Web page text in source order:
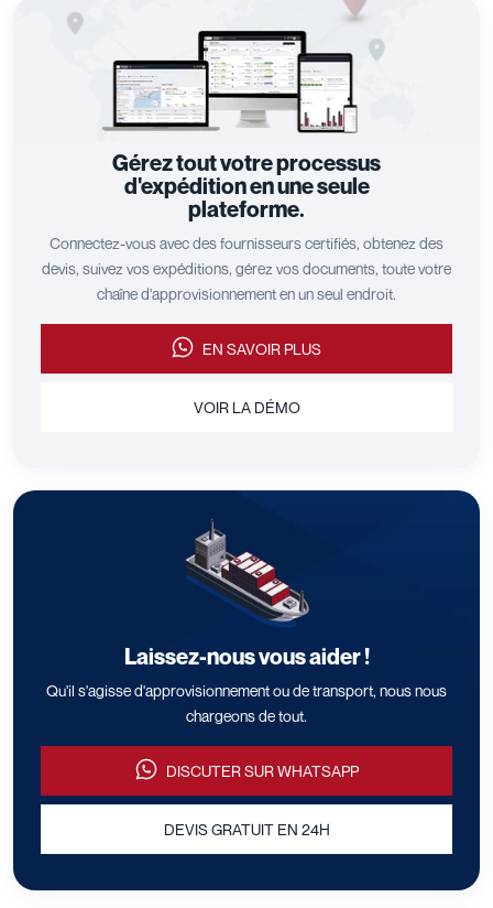
Gérez tout votre processus
d'expédition en une seule
plateforme.
Connectez-vous avec des fournisseurs certifiés, obtenez des
devis, suivez vos expéditions, gérez vos documents, toute votre
chaîne d'approvisionnement en un seul endroit.
EN SAVOIR PLUS
VOIR LA DÉMO
Laissez-nous vous aider !
Qu'il s'agisse d'approvisionnement ou de transport, nous nous
chargeons de tout.
DISCUTER SUR WHATSAPP
DEVIS GRATUIT EN 24H